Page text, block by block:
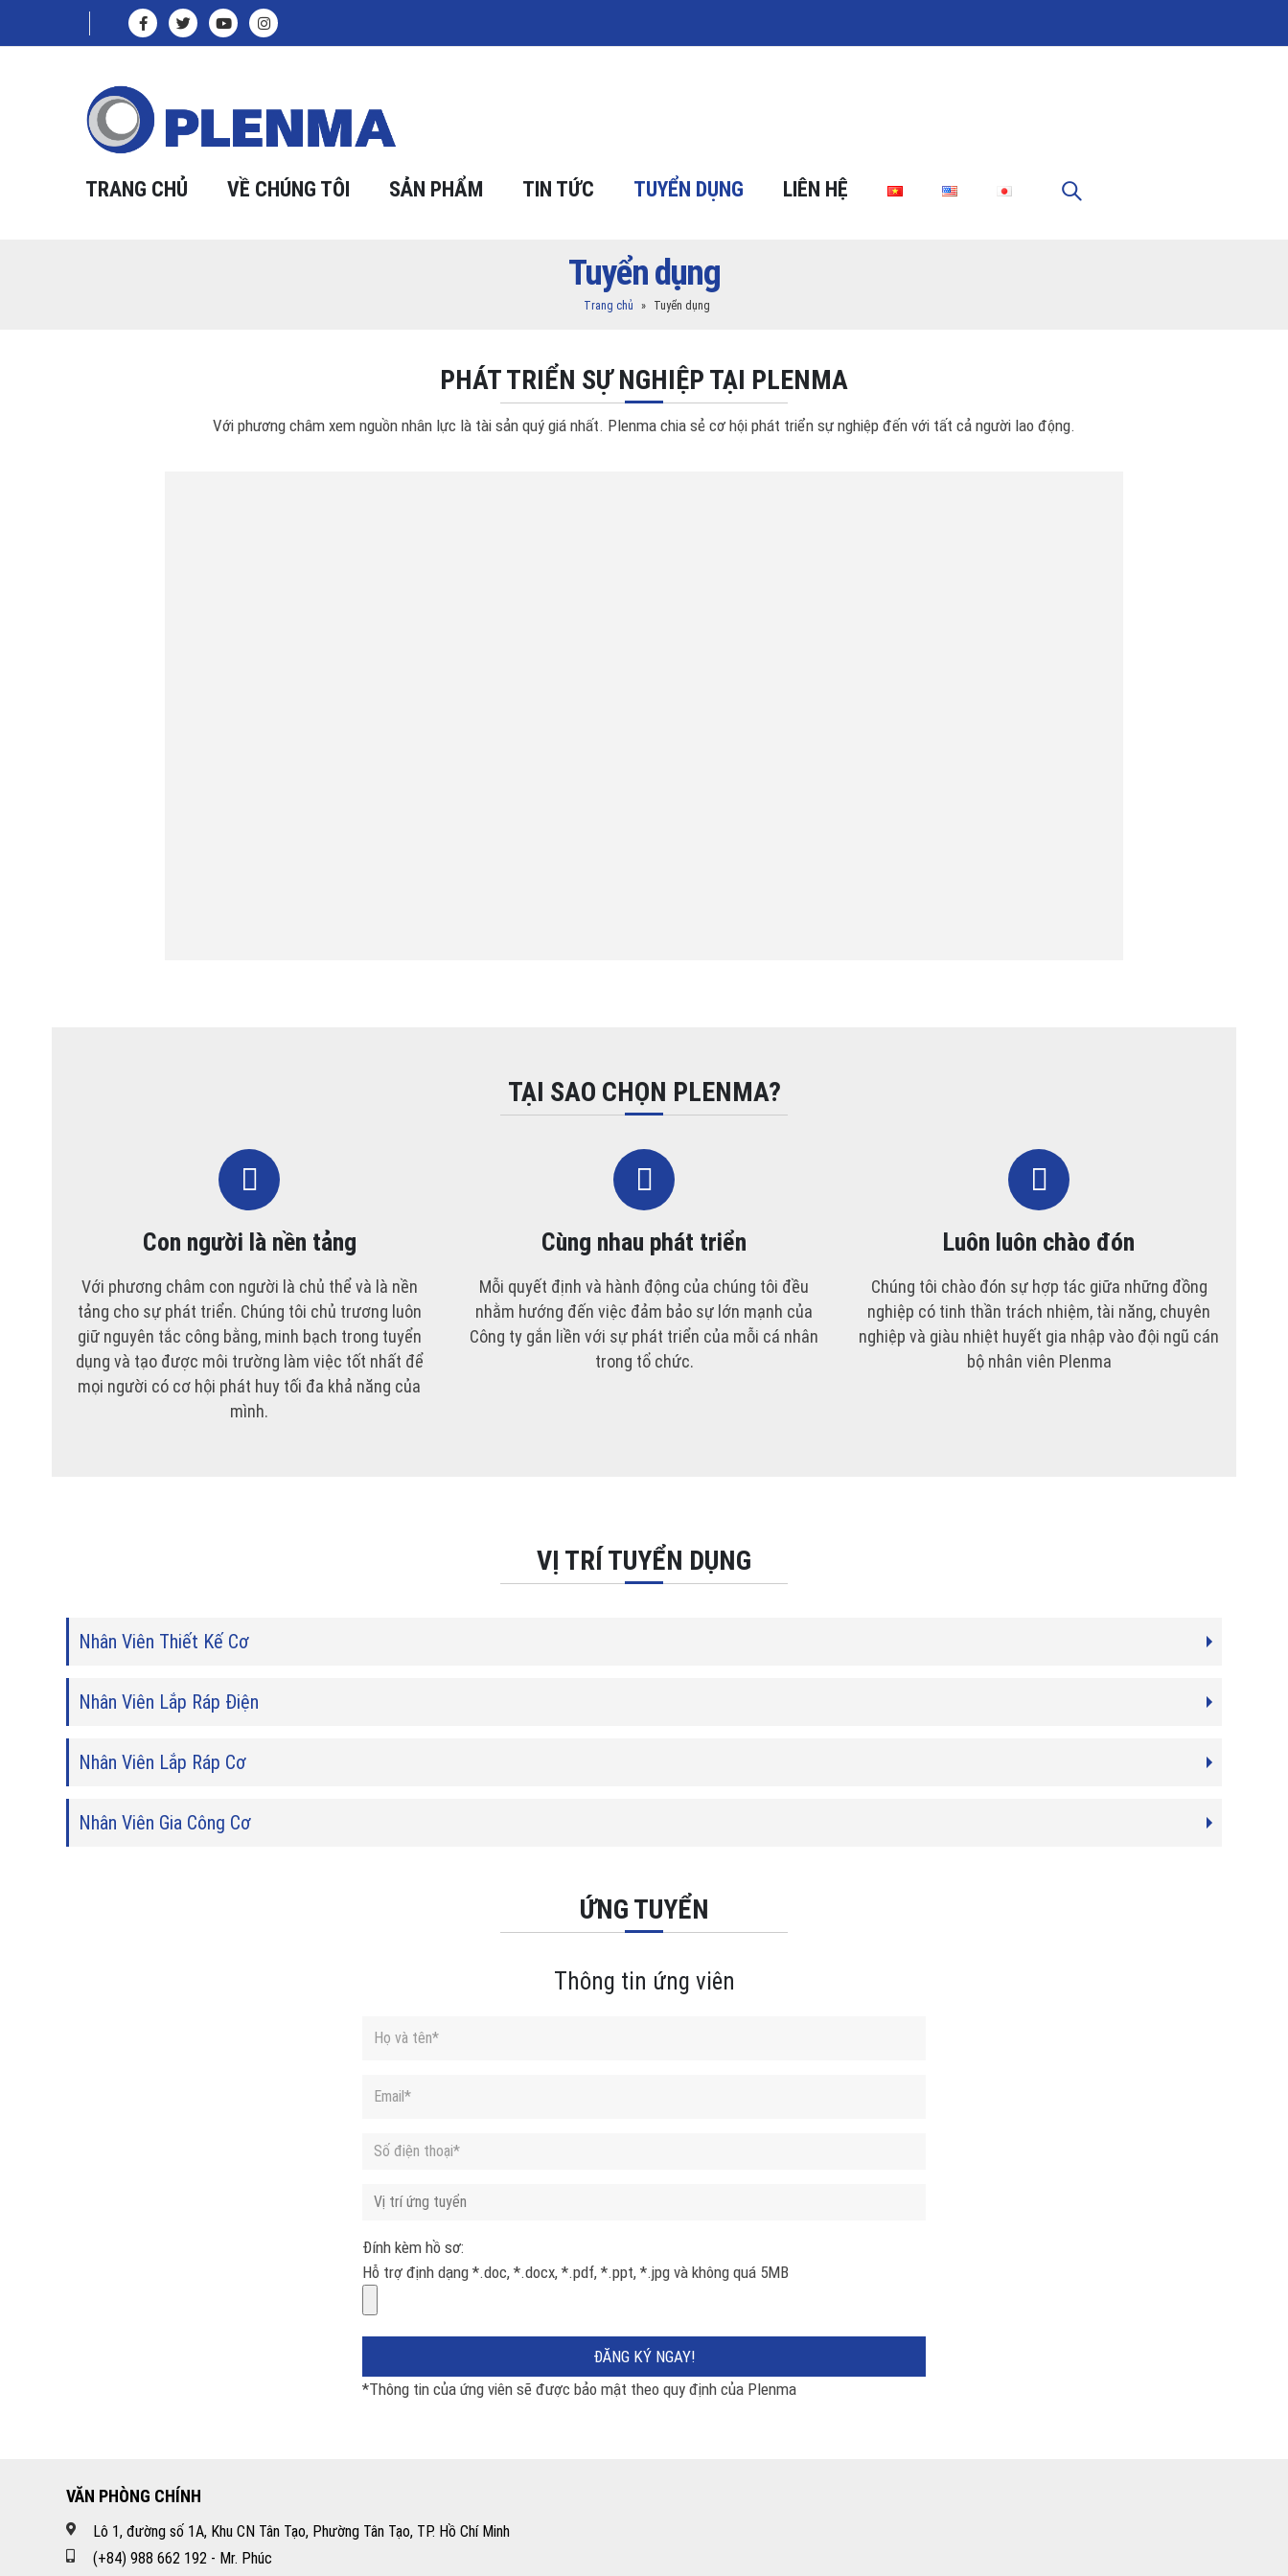
TRANG CHỦ VỀ CHÚNG TÔI SẢN PHẨM TIN TỨC TUYỂN DỤNG LIÊN HỆ
Tuyển dụng
Trang chủ » Tuyển dụng
PHÁT TRIỂN SỰ NGHIỆP TẠI PLENMA
Với phương châm xem nguồn nhân lực là tài sản quý giá nhất. Plenma chia sẻ cơ hội phát triển sự nghiệp đến với tất cả người lao động.
TẠI SAO CHỌN PLENMA?
Con người là nền tảng
Với phương châm con người là chủ thể và là nền
tảng cho sự phát triển. Chúng tôi chủ trương luôn
giữ nguyên tắc công bằng, minh bạch trong tuyển
dụng và tạo được môi trường làm việc tốt nhất để
mọi người có cơ hội phát huy tối đa khả năng của
mình.
Cùng nhau phát triển
Mỗi quyết định và hành động của chúng tôi đều
nhằm hướng đến việc đảm bảo sự lớn mạnh của
Công ty gắn liền với sự phát triển của mỗi cá nhân
trong tổ chức.
Luôn luôn chào đón
Chúng tôi chào đón sự hợp tác giữa những đồng
nghiệp có tinh thần trách nhiệm, tài năng, chuyên
nghiệp và giàu nhiệt huyết gia nhập vào đội ngũ cán
bộ nhân viên Plenma
VỊ TRÍ TUYỂN DỤNG
Nhân Viên Thiết Kế Cơ
Nhân Viên Lắp Ráp Điện
Nhân Viên Lắp Ráp Cơ
Nhân Viên Gia Công Cơ
ỨNG TUYỂN
Thông tin ứng viên
Đính kèm hồ sơ:
Hỗ trợ định dạng *.doc, *.docx, *.pdf, *.ppt, *.jpg và không quá 5MB
*Thông tin của ứng viên sẽ được bảo mật theo quy định của Plenma
VĂN PHÒNG CHÍNH
Lô 1, đường số 1A, Khu CN Tân Tạo, Phường Tân Tạo, TP. Hồ Chí Minh
(+84) 988 662 192 - Mr. Phúc